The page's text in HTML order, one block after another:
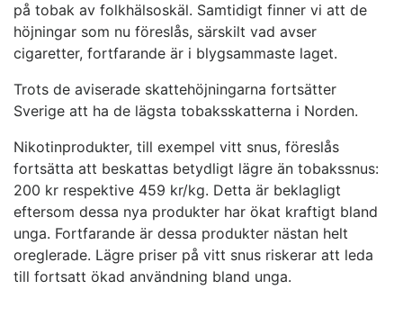
på tobak av folkhälsoskäl. Samtidigt finner vi att de
höjningar som nu föreslås, särskilt vad avser
cigaretter, fortfarande är i blygsammaste laget.
Trots de aviserade skattehöjningarna fortsätter
Sverige att ha de lägsta tobaksskatterna i Norden.
Nikotinprodukter, till exempel vitt snus, föreslås
fortsätta att beskattas betydligt lägre än tobakssnus:
200 kr respektive 459 kr/kg. Detta är beklagligt
eftersom dessa nya produkter har ökat kraftigt bland
unga. Fortfarande är dessa produkter nästan helt
oreglerade. Lägre priser på vitt snus riskerar att leda
till fortsatt ökad användning bland unga.